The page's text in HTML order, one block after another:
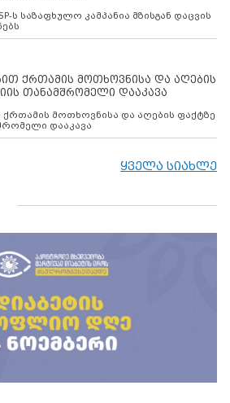
ს საზაფხულო კამპანია მზისგან დაცვის
ქრთამის მოთხოვნისა და აღების
თანამშრომელი დააკავა
დააკავა
ყველა სიახლე